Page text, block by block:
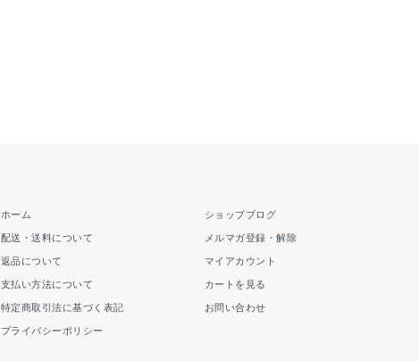
ホーム
配送・送料について
返品について
支払い方法について
特定商取引法に基づく表記
プライバシーポリシー
ショップブログ
メルマガ登録・解除
マイアカウント
カートを見る
お問い合わせ